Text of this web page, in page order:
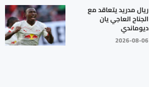
ريال مدريد يتعاقد مع
الجناح العاجي يان
ديوماندي
2026-08-06